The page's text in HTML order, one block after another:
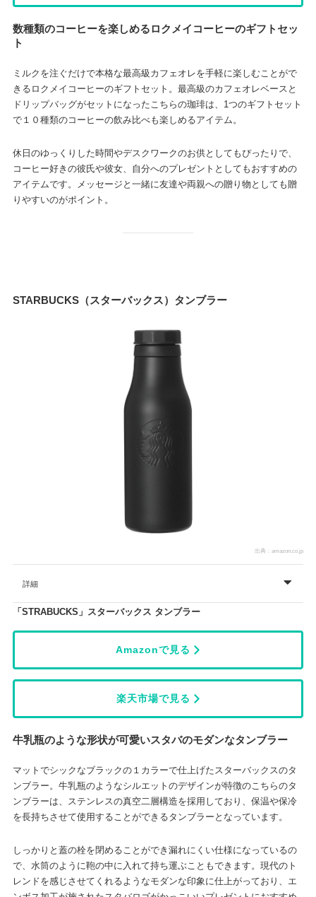
数種類のコーヒーを楽しめるロクメイコーヒーのギフトセッ
ト
ミルクを注ぐだけで本格な最高級カフェオレを手軽に楽しむことがで
きるロクメイコーヒーのギフトセット。最高級のカフェオレベースと
ドリップバッグがセットになったこちらの珈琲は、1つのギフトセット
で１０種類のコーヒーの飲み比べも楽しめるアイテム。
休日のゆっくりした時間やデスクワークのお供としてもぴったりで、
コーヒー好きの彼氏や彼女、自分へのプレゼントとしてもおすすめの
アイテムです。メッセージと一緒に友達や両親への贈り物としても贈
りやすいのがポイント。
STARBUCKS（スターバックス）タンブラー
出典：amazon.co.jp
詳細
「STRABUCKS」スターバックス タンブラー
Amazonで見る
楽天市場で見る
牛乳瓶のような形状が可愛いスタバのモダンなタンブラー
マットでシックなブラックの１カラーで仕上げたスターバックスのタ
ンブラー。牛乳瓶のようなシルエットのデザインが特徴のこちらのタ
ンブラーは、ステンレスの真空二層構造を採用しており、保温や保冷
を長持ちさせて使用することができるタンブラーとなっています。
しっかりと蓋の栓を閉めることができ漏れにくい仕様になっているの
で、水筒のように鞄の中に入れて持ち運ぶこともできます。現代のト
レンドを感じさせてくれるようなモダンな印象に仕上がっており、エ